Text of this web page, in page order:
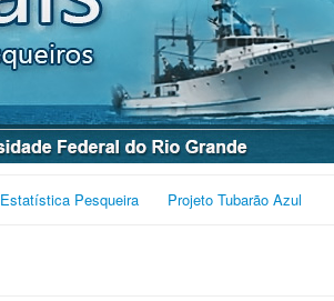
Estatística Pesqueira Projeto Tubarão Azul